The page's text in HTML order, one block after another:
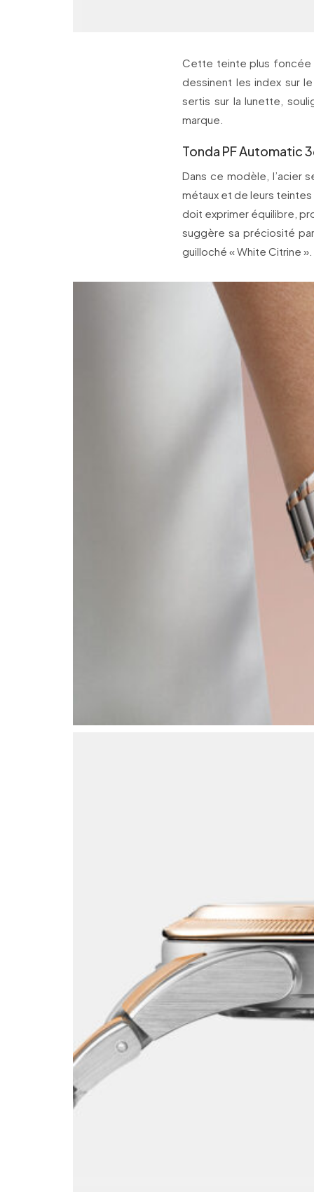
Cette teinte plus foncée
dessinent les index sur
sertis sur la lunette,
marque.
Tonda PF Automatic
Dans ce modèle, l’acier
métaux et de leurs
doit exprimer équilibre,
suggère sa préciosité
guilloché « White Citrine ».